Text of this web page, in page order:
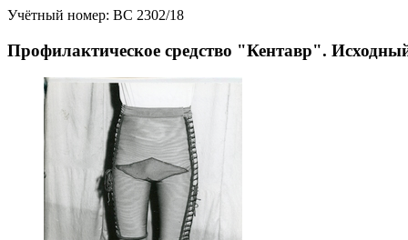
Учётный номер: ВС 2302/18
Профилактическое средство "Кентавр".